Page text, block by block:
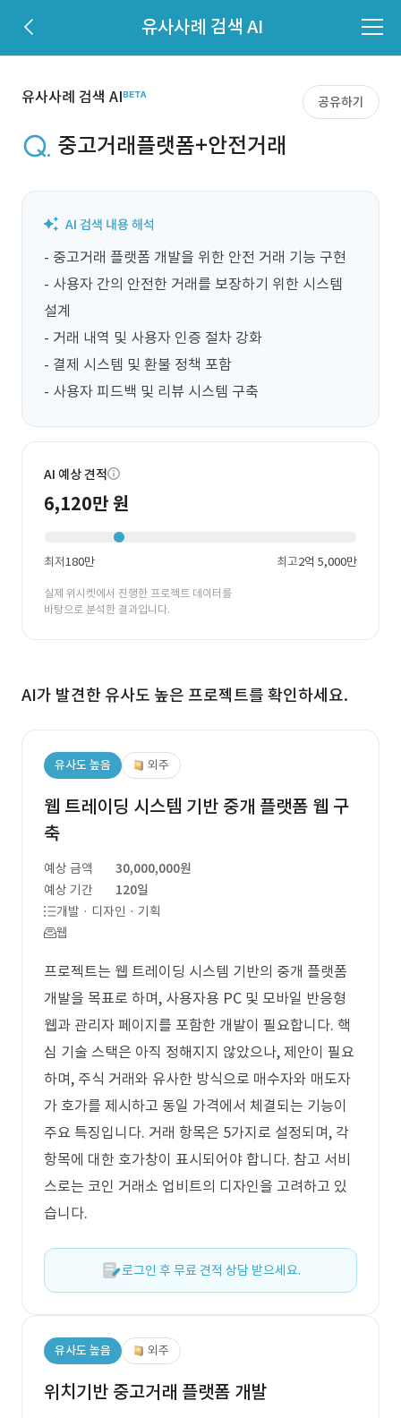
유사사례 검색 AI
유사사례 검색 AI 공유하기
중고거래플랫폼+안전거래
- 중고거래 플랫폼 개발을 위한 안전 거래 기능 구현
- 사용자 간의 안전한 거래를 보장하기 위한 시스템
설계
- 거래 내역 및 사용자 인증 절차 강화
- 결제 시스템 및 환불 정책 포함
- 사용자 피드백 및 리뷰 시스템 구축
AI 예상 견적
6,120만 원
최저180만 최고2억 5,000만
실제 위시켓에서 진행한 프로젝트 데이터를
바탕으로 분석한 결과입니다.
AI가 발견한 유사도 높은 프로젝트를 확인하세요.
유사도 높음 외주
웹 트레이딩 시스템 기반 중개 플랫폼 웹 구
축
예상 금액
30,000,000원
예상 기간
120일
개발 · 디자인 · 기획
웹
프로젝트는 웹 트레이딩 시스템 기반의 중개 플랫폼
개발을 목표로 하며, 사용자용 PC 및 모바일 반응형
웹과 관리자 페이지를 포함한 개발이 필요합니다. 핵
심 기술 스택은 아직 정해지지 않았으나, 제안이 필요
하며, 주식 거래와 유사한 방식으로 매수자와 매도자
가 호가를 제시하고 동일 가격에서 체결되는 기능이
주요 특징입니다. 거래 항목은 5가지로 설정되며, 각
항목에 대한 호가창이 표시되어야 합니다. 참고 서비
스로는 코인 거래소 업비트의 디자인을 고려하고 있
습니다.
로그인 후 무료 견적 상담 받으세요.
유사도 높음 외주
위치기반 중고거래 플랫폼 개발